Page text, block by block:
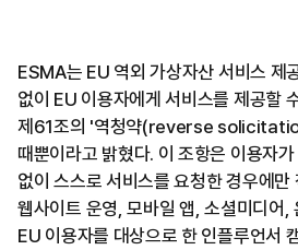
ESMA는 EU 역외 가상자산 서비스 제
없이 EU 이용자에게 서비스를 제공할
제61조의 '역청약(reverse
때뿐이라고 밝혔다. 이 조항은 이용자
없이 스스로 서비스를 요청한 경우에
웹사이트 운영, 모바일 앱, 소셜미디어,
EU 이용자를 대상으로 한 인플루언서